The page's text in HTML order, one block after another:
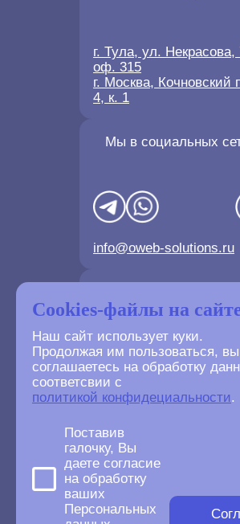
Cookies-файлы на
Наш сайт использует куки.
Продолжая им пользоваться, вы
соглашаетесь на обработку
соответсвии с
политикой конфидециальности.
Поставив
галочку, Вы
даете согласие
на обработку
ваших
Персональных
2007-2026
oWeb
Мы в социальных
info@oweb-solutions.ru
г. Тула, ул. Некрасова,
оф. 315
г. Москва, Кочновский
4, к. 1
+7(4872) 702-730
+7(499) 677-61-84